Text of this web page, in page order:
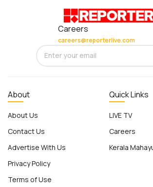
Careers
careers@reporterlive.com
About
About Us
Contact Us
Advertise With Us
Privacy Policy
Terms of Use
Quick Links
LIVE TV
Careers
Kerala